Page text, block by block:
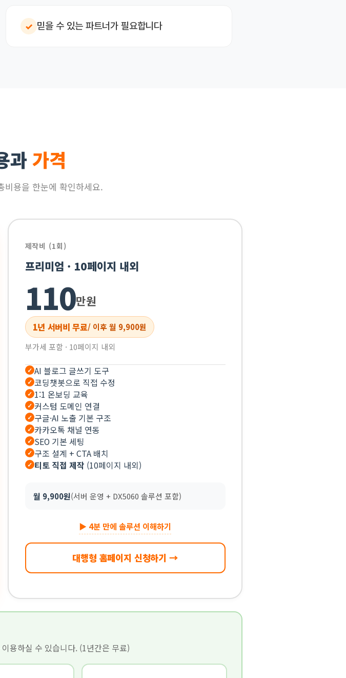
✓ 믿을 수 있는 파트너가 필요합니다
과 가격
용을 한눈에 확인하세요.
제작비 (1회)
프리미엄 · 10페이지 내외
110만원
1년 서버비 무료/ 이후 월 9,900원
부가세 포함 · 10페이지 내외
✓ AI 블로그 글쓰기 도구
✓ 코딩챗봇으로 직접 수정
✓ 1:1 온보딩 교육
✓ 커스텀 도메인 연결
✓ 구글·AI 노출 기본 구조
✓ 카카오톡 채널 연동
✓ SEO 기본 세팅
✓ 구조 설계 + CTA 배치
✓ 티토 직접 제작 (10페이지 내외)
월 9,900원(서버 운영 + DX5060 솔루션 포함)
▶ 4분 만에 솔루션 이해하기
대행형 홈페이지 신청하기 →
용하실 수 있습니다. (1년간은 무료)